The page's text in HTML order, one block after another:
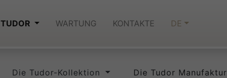
TUDOR WARTUNG KONTAKTE DE
Die Tudor-Kollektion Die Tudor Manufaktur